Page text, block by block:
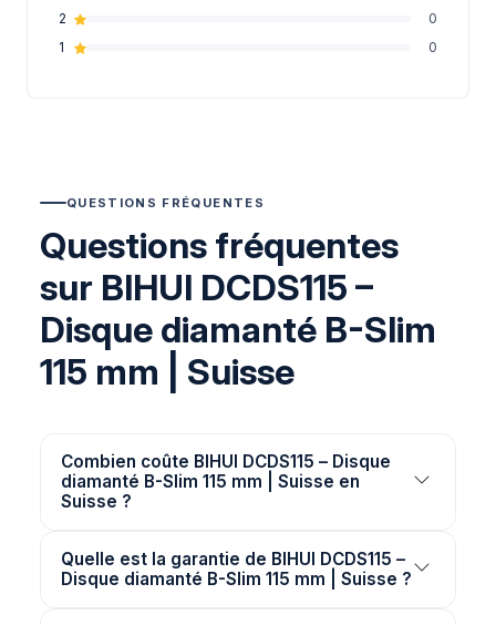
2
0
1
0
QUESTIONS FRÉQUENTES
Questions fréquentes
sur BIHUI DCDS115 –
Disque diamanté B-Slim
115 mm | Suisse
Combien coûte BIHUI DCDS115 – Disque
diamanté B-Slim 115 mm | Suisse en
Suisse ?
Quelle est la garantie de BIHUI DCDS115 –
Disque diamanté B-Slim 115 mm | Suisse ?